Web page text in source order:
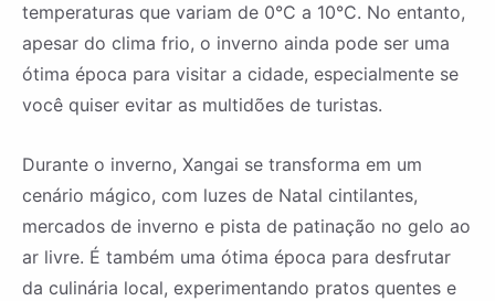
temperaturas que variam de 0°C a 10°C. No entanto,
apesar do clima frio, o inverno ainda pode ser uma
ótima época para visitar a cidade, especialmente se
você quiser evitar as multidões de turistas.
Durante o inverno, Xangai se transforma em um
cenário mágico, com luzes de Natal cintilantes,
mercados de inverno e pista de patinação no gelo ao
ar livre. É também uma ótima época para desfrutar
da culinária local, experimentando pratos quentes e